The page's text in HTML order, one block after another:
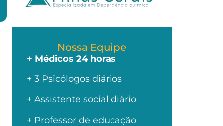
Nossa Equipe
+ Médicos 24 horas
+ 3 Psicólogos diários
+ Assistente social diário
+ Professor de educação